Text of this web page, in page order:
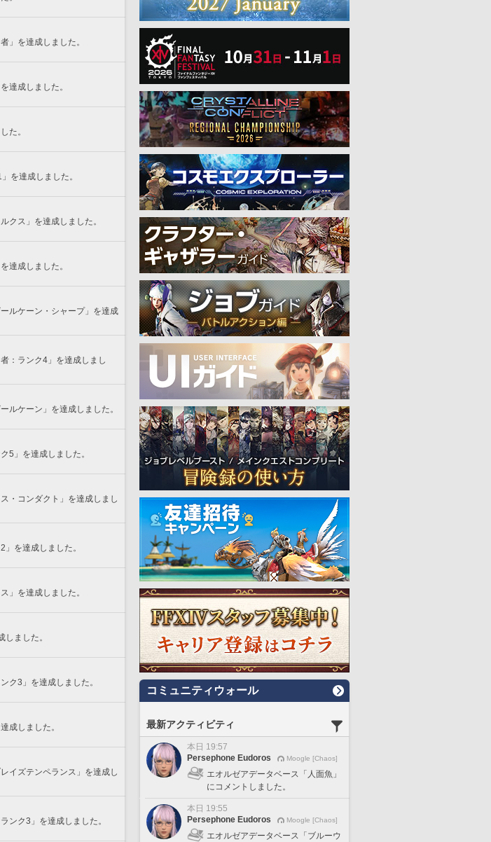
」を達成しました。
達成しました。
た。
を達成しました。
クス」を達成しました。
達成しました。
ルケーン・シャープ」を達成
：ランク4」を達成しまし
ルケーン」を達成しました。
5」を達成しました。
・コンダクト」を達成しまし
を達成しました。
」を達成しました。
ました。
ク3」を達成しました。
成しました。
イズテンペランス」を達成し
ンク3」を達成しました。
コミュニティウォール
最新アクティビティ
本日 19:57
Persephone Eudoros
Moogle [Chaos]
エオルゼアデータベース「人面魚」
にコメントしました。
本日 19:55
Persephone Eudoros
Moogle [Chaos]
エオルゼアデータベース「ブルーウ